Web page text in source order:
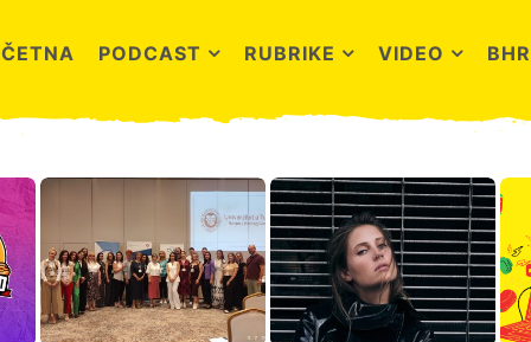
PODCAST RUBRIKE VIDEO